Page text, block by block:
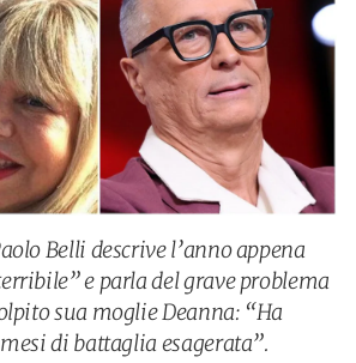
Belli descrive l’anno appena
e parla del grave problema
sua moglie Deanna: “Ha
di battaglia esagerata”.